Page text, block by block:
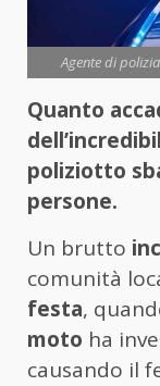
Agente di
Quanto
poliziotto
persone.
Un brutto
comunità
festa,
moto ha
causando il